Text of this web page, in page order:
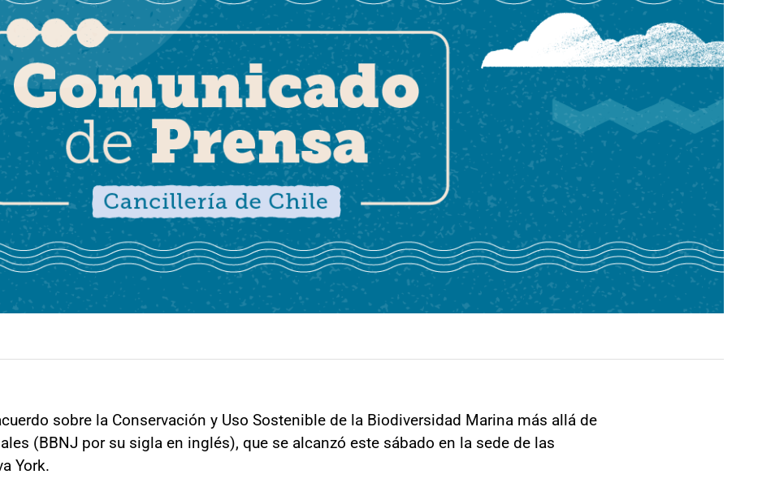
sobre la Conservación y Uso Sostenible de la Biodiversidad Marina más allá de
(BBNJ por su sigla en inglés), que se alcanzó este sábado en la sede de las
York.